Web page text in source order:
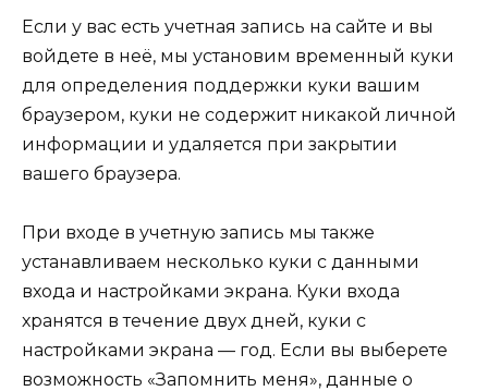
Если у вас есть учетная запись на сайте и вы
войдете в неё, мы установим временный куки
для определения поддержки куки вашим
браузером, куки не содержит никакой личной
информации и удаляется при закрытии
вашего браузера.
При входе в учетную запись мы также
устанавливаем несколько куки с данными
входа и настройками экрана. Куки входа
хранятся в течение двух дней, куки с
настройками экрана — год. Если вы выберете
возможность «Запомнить меня», данные о